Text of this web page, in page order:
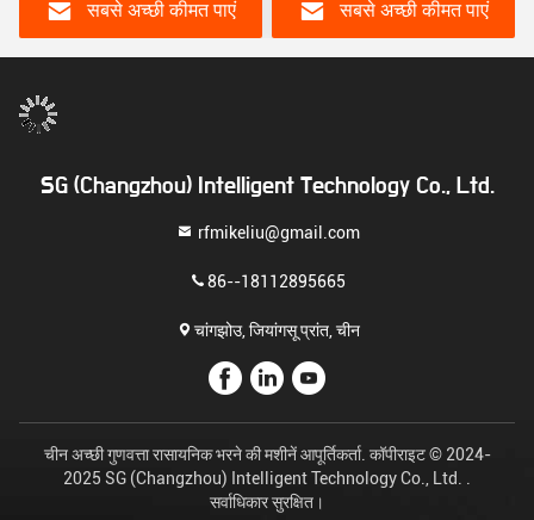
सबसे अच्छी कीमत पाएं सबसे अच्छी कीमत पाएं
SG (Changzhou) Intelligent Technology Co., Ltd.
rfmikeliu@gmail.com
86--18112895665
चांगझोउ, जियांगसू प्रांत, चीन
चीन अच्छी गुणवत्ता रासायनिक भरने की मशीनें आपूर्तिकर्ता. कॉपीराइट © 2024-
2025 SG (Changzhou) Intelligent Technology Co., Ltd. .
सर्वाधिकार सुरक्षित।